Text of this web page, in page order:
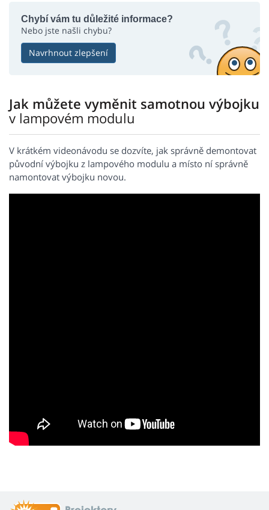
Chybí vám tu důležité informace?
Nebo jste našli chybu?
Navrhnout zlepšení
Jak můžete vyměnit samotnou výbojku
v lampovém modulu
V krátkém videonávodu se dozvíte, jak správně demontovat
původní výbojku z lampového modulu a místo ní správně
namontovat výbojku novou.